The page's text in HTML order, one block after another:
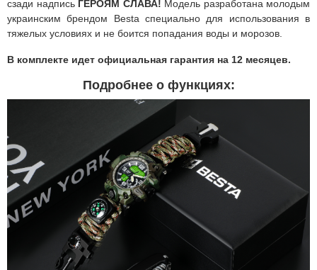
сзади надпись ГЕРОЯМ СЛАВА! Модель разработана молодым
украинским брендом Besta специально для использования в
тяжелых условиях и не боится попадания воды и морозов.
В комплекте идет официальная гарантия на 12 месяцев.
Подробнее о функциях: